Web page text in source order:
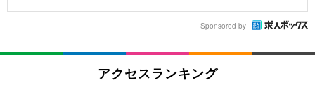
Sponsored by
アクセスランキング